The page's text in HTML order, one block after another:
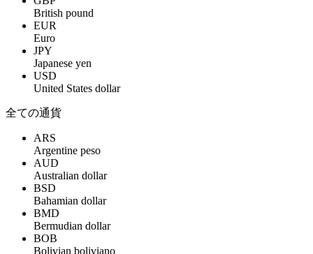
British pound
EUR
Euro
JPY
Japanese yen
USD
United States dollar
全ての通貨
ARS
Argentine peso
AUD
Australian dollar
BSD
Bahamian dollar
BMD
Bermudian dollar
BOB
Bolivian boliviano